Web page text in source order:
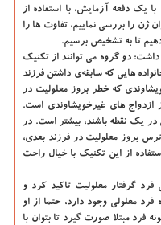
با یك دفعه آزمایش، با استفاده از
ژن را بررسی نماییم، تفاوت ها را
دهیم تا به تشخیص برسیم.
داشت: دو گروه می توانند از تكنیك
هایی كه سابقه‌ی داشتن فرزند
كه خطر بروز معلولیت در
ازدواج های غیرخویشاوندی است.
در یك نقطه باشند، بیشتر است. در
ترس بروز معلولیت در فرزند بعدی،
از این تكنیك با خیال راحت
فرد گرفتار معلولیت تاكید كرد و
معلولی وجود دارد، حتما از او
فرد مبتلا صورت گیرد تا بتوان با